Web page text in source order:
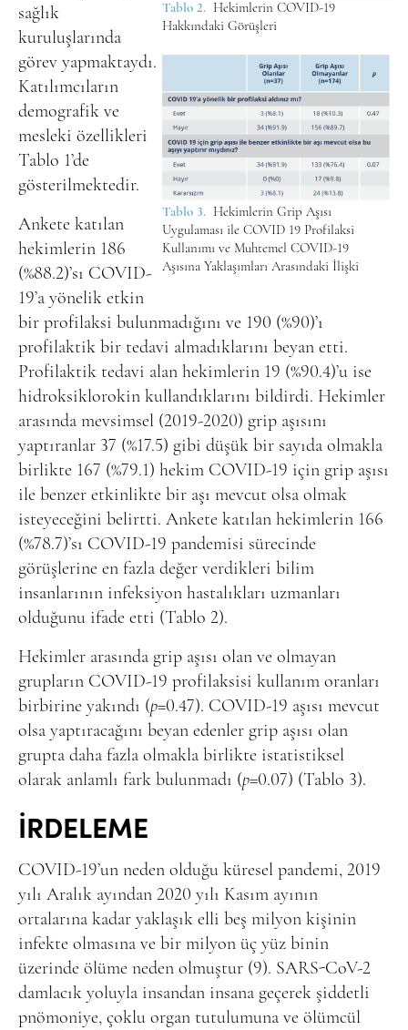
Tablo 2. Hekimlerin COVID-19
Hakkındaki Görüşleri
Tablo 3. Hekimlerin Grip Aşısı
Uygulaması ile COVID 19 Profilaksi
Kullanımı ve Muhtemel COVID-19
Aşısına Yaklaşımları Arasındaki İlişki
sağlık
kuruluşlarında
görev yapmaktaydı.
Katılımcıların
demografik ve
mesleki özellikleri
Tablo 1’de
gösterilmektedir.
Ankete katılan
hekimlerin 186
(%88.2)’sı COVID-
19’a yönelik etkin
bir profilaksi bulunmadığını ve 190 (%90)’ı
profilaktik bir tedavi almadıklarını beyan etti.
Profilaktik tedavi alan hekimlerin 19 (%90.4)’u ise
hidroksiklorokin kullandıklarını bildirdi. Hekimler
arasında mevsimsel (2019-2020) grip aşısını
yaptıranlar 37 (%17.5) gibi düşük bir sayıda olmakla
birlikte 167 (%79.1) hekim COVID-19 için grip aşısı
ile benzer etkinlikte bir aşı mevcut olsa olmak
isteyeceğini belirtti. Ankete katılan hekimlerin 166
(%78.7)’sı COVID-19 pandemisi sürecinde
görüşlerine en fazla değer verdikleri bilim
insanlarının infeksiyon hastalıkları uzmanları
olduğunu ifade etti (Tablo 2).
Hekimler arasında grip aşısı olan ve olmayan
grupların COVID-19 profilaksisi kullanım oranları
birbirine yakındı (p=0.47). COVID-19 aşısı mevcut
olsa yaptıracağını beyan edenler grip aşısı olan
grupta daha fazla olmakla birlikte istatistiksel
olarak anlamlı fark bulunmadı (p=0.07) (Tablo 3).
İRDELEME
COVID-19’un neden olduğu küresel pandemi, 2019
yılı Aralık ayından 2020 yılı Kasım ayının
ortalarına kadar yaklaşık elli beş milyon kişinin
infekte olmasına ve bir milyon üç yüz binin
üzerinde ölüme neden olmuştur (9). SARS-CoV-2
damlacık yoluyla insandan insana geçerek şiddetli
pnömoniye, çoklu organ tutulumuna ve ölümcül